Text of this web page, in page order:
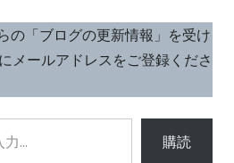
ド
ウ
開
の「ブログの更新情報」を受け
メールアドレスをご登録くださ
購読